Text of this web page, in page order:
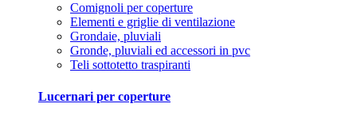
Comignoli per coperture
Elementi e griglie di ventilazione
Grondaie, pluviali
Gronde, pluviali ed accessori in pvc
Teli sottotetto traspiranti
Lucernari per coperture